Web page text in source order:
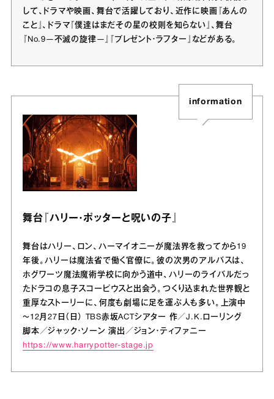
して、ドラマや映画、舞台で活躍しており、近作に映画『あんの
こと』、ドラマ『僕達はまだその星の校則を知らない』、舞台
『No.9―不滅の旋律―』『プレゼント・ラフター』などがある。
information
舞台『ハリー・ポッターと呪いの子』
舞台はハリー、ロン、ハーマイオニーが魔法界を救ってから19
年後。ハリーは魔法省で働く官僚に。彼の次男のアルバスは、
ホグワーツ魔法魔術学校に向かう道中、ハリーのライバルだっ
たドラコの息子スコーピウスと出会う。つくり込まれた世界観と
重厚なストーリーに、何度も劇場に足を運ぶ人も多い。上演中
～12月27日（日） TBS赤坂ACTシアター 作／J.K.ローリング
脚本／ジャック・ソーン 演出／ジョン・ティファニー
https://www.harrypotter-stage.jp